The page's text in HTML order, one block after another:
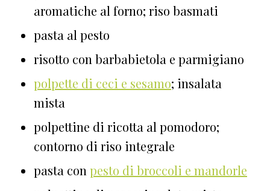
aromatiche al forno; riso basmati
pasta al pesto
risotto con barbabietola e parmigiano
polpette di ceci e sesamo; insalata
mista
polpettine di ricotta al pomodoro;
contorno di riso integrale
pasta con pesto di broccoli e mandorle